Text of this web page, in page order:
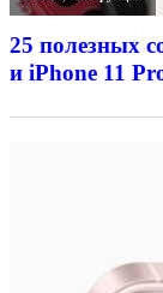
25 полезных
и iPhone 11